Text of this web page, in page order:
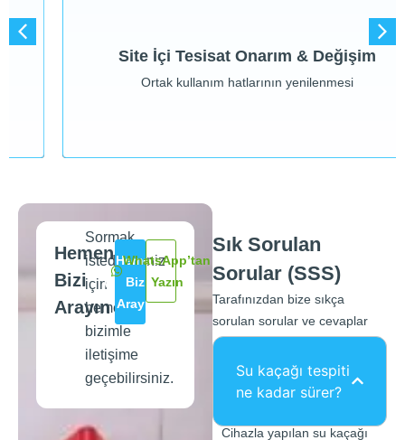
Site İçi Tesisat Onarım & Değişim
Ortak kullanım hatlarının yenilenmesi
Site İçi Tesisat Onarım & Değişim
Hemen
Bizi
Arayın
Sormak
istedikleriniz
için
hemen
bizimle
iletişime
geçebilirsiniz.
Hemen
Bizi
Arayın
WhatsApp’tan
Yazın
Sık Sorulan
Sorular (SSS)
Tarafınızdan bize sıkça
sorulan sorular ve cevaplar
Su kaçağı tespiti
ne kadar sürer?
Cihazla yapılan su kaçağı